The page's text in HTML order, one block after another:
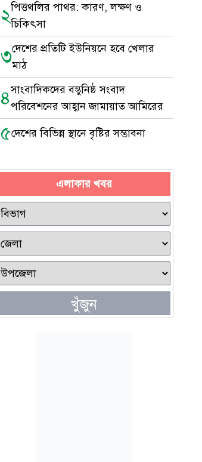
২পিত্তথলির পাথর: কারণ, লক্ষণ ও
চিকিৎসা
৩দেশের প্রতিটি ইউনিয়নে হবে খেলার
মাঠ
৪সাংবাদিকদের বস্তুনিষ্ঠ সংবাদ
পরিবেশনের আহ্বান জামায়াত আমিরের
৫দেশের বিভিন্ন স্থানে বৃষ্টির সম্ভাবনা
এলাকার খবর
খুঁজুন